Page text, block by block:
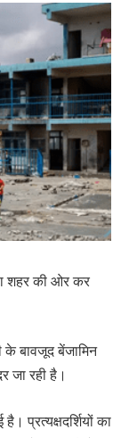
शहर की ओर कर
के बावजूद बेंजामिन
जा रही है।
प्रत्यक्षदर्शियों का